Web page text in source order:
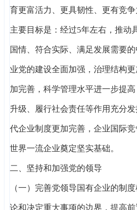
育更富活力、更具韧性、更有竞争
主要目标是：经过5年左右，推动
国情、符合实际、满足发展需要
业党的建设全面加强，治理结构
加完善，科学管理水平进一步提
升级、履行社会责任等作用充分
代企业制度更加完善，企业国际
世界一流企业奠定坚实基础。
二、坚持和加强党的领导
（一）完善党领导国有企业的制
论和决定重大事项的边界，提高